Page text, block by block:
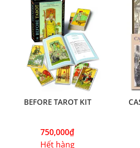
BEFORE TAROT KIT
750,000₫
Hết hàng